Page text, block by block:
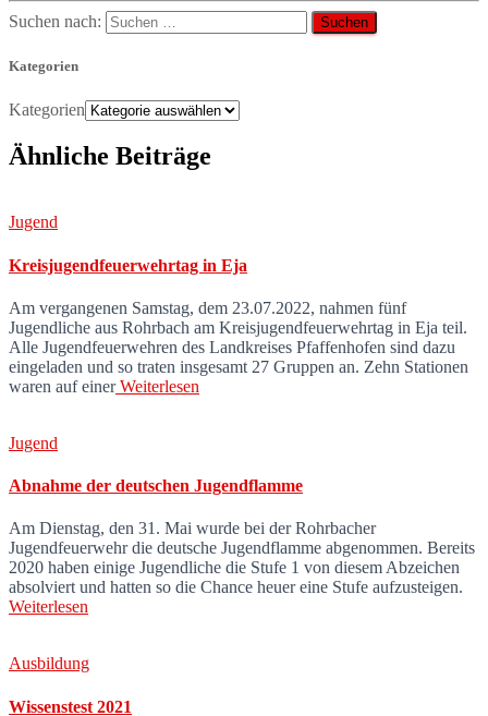
Suchen nach:
Kategorien
Kategorien
Ähnliche Beiträge
Jugend
Kreisjugendfeuerwehrtag in Eja
Am vergangenen Samstag, dem 23.07.2022, nahmen fünf
Jugendliche aus Rohrbach am Kreisjugendfeuerwehrtag in Eja teil.
Alle Jugendfeuerwehren des Landkreises Pfaffenhofen sind dazu
eingeladen und so traten insgesamt 27 Gruppen an. Zehn Stationen
waren auf einerWeiterlesen
Jugend
Abnahme der deutschen Jugendflamme
Am Dienstag, den 31. Mai wurde bei der Rohrbacher
Jugendfeuerwehr die deutsche Jugendflamme abgenommen. Bereits
2020 haben einige Jugendliche die Stufe 1 von diesem Abzeichen
absolviert und hatten so die Chance heuer eine Stufe aufzusteigen.
Weiterlesen
Ausbildung
Wissenstest 2021